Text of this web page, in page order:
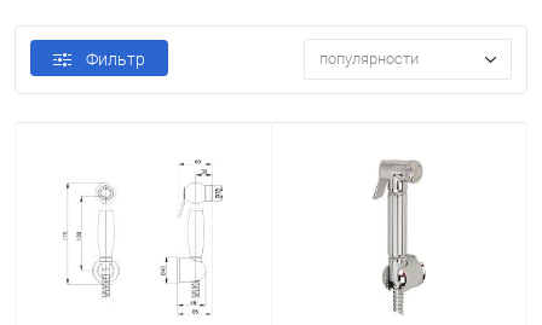
Фильтр популярности